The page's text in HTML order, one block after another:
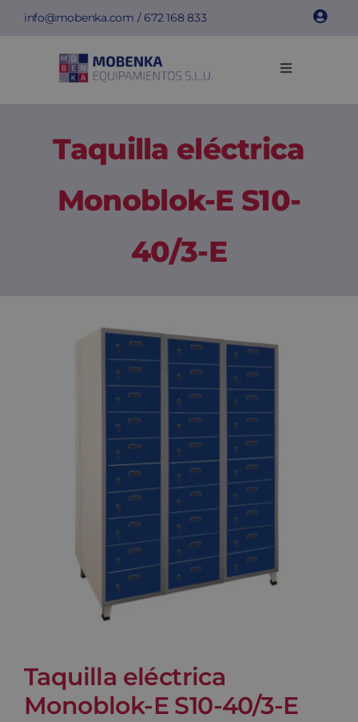
Saltar
contenido
info@mobenka.com /672 168 833
Toggle
Bancos
Instalaciones
Taquilla eléctrica
Monoblok-E S10-
40/3-E
Taquilla eléctrica
Monoblok-E S10-40/3-E